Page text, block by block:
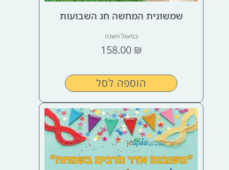
שמשונית המחשה חג השבועות
במעגל השנה
158.00 ₪
הוספה לסל